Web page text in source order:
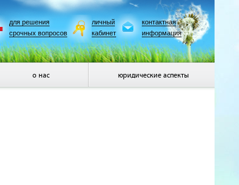
для решения
срочных вопросов
личный
кабинет
контактная
информация
о нас юридические аспекты